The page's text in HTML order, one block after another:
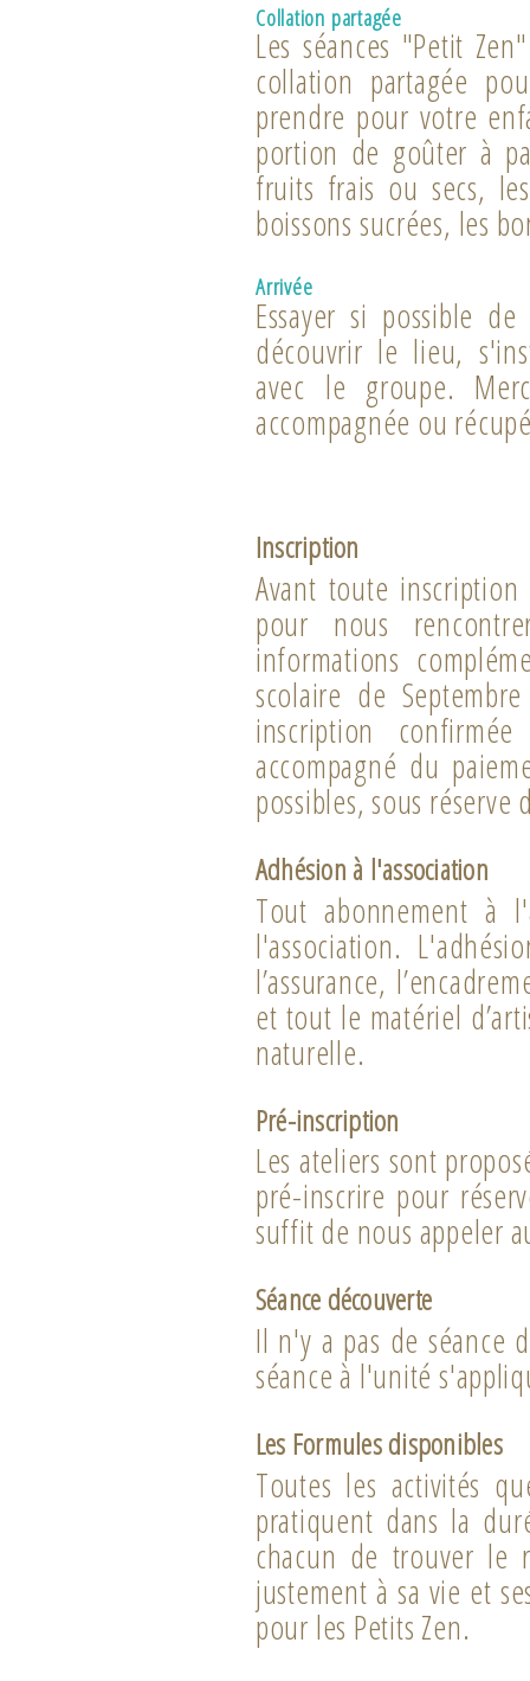
Collation partagée
Les séances "Petit
collation partagée
prendre pour votre
portion de goûter à
fruits frais ou secs,
boissons sucrées, les
Arrivée
Essayer si possible
découvrir le lieu,
avec le groupe.
accompagnée ou
Inscription
Avant toute
pour nous
informations
scolaire de
inscription
accompagné du
possibles, sous réserve
Adhésion à l'association
Tout abonnement à
l'association.
l’assurance,
et tout le matériel
naturelle.
Pré-inscription
Les ateliers sont
pré-inscrire pour
suffit de nous appeler
Séance découverte
Il n'y a pas de séance
séance à l'unité
Les Formules disponibles
Toutes les activités
pratiquent dans la
chacun de trouver le
justement à sa vie et
pour les Petits Zen.